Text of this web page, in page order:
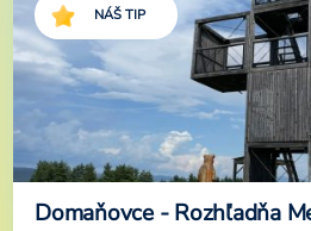
NÁŠ TIP
Domaňovce - Rozhľadňa